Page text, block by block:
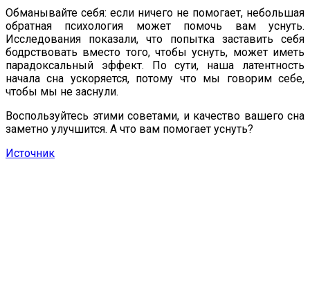
Обманывайте себя: если ничего не помогает, небольшая
обратная психология может помочь вам уснуть.
Исследования показали, что попытка заставить себя
бодрствовать вместо того, чтобы уснуть, может иметь
парадоксальный эффект. По сути, наша латентность
начала сна ускоряется, потому что мы говорим себе,
чтобы мы не заснули.
Воспользуйтесь этими советами, и качество вашего сна
заметно улучшится. А что вам помогает уснуть?
Источник